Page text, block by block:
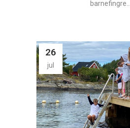
barnefingre...
26
jul